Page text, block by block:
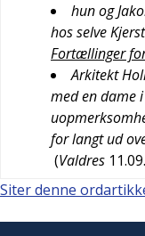
hun og
hos selve
Fortællinger
Arkitekt
med en dame
for langt ud
(Valdres
Siter denne